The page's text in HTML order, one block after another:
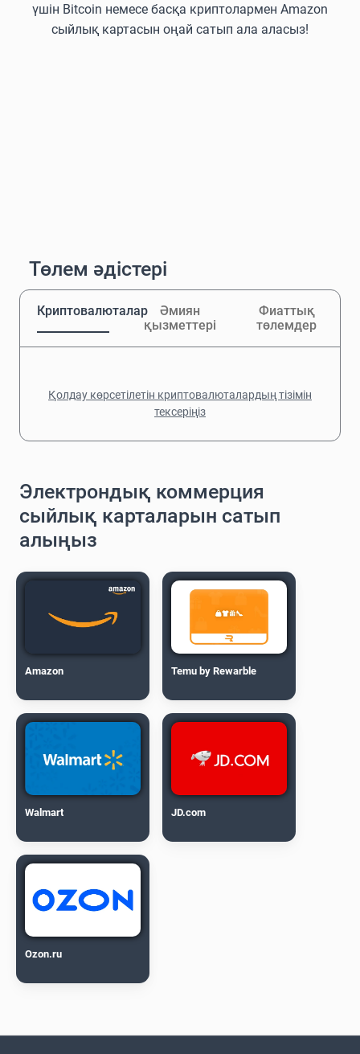
үшін Bitcoin немесе басқа криптолармен Amazon
сыйлық картасын оңай сатып ала аласыз!
Төлем әдістері
Криптовалюталар
Әмиян
қызметтері
Фиаттық
төлемдер
Қолдау көрсетілетін криптовалюталардың тізімін
тексеріңіз
Электрондық коммерция
сыйлық карталарын сатып
алыңыз
Amazon Temu by Rewarble
Walmart JD.com
Ozon.ru